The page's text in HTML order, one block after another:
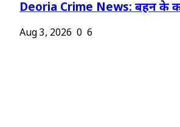
Deoria Crime News: बहन के
Aug 3, 2026 0 6